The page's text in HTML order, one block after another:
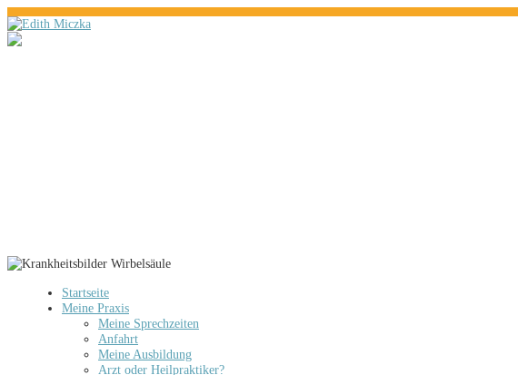
Startseite
Meine Praxis
Meine Sprechzeiten
Anfahrt
Meine Ausbildung
Arzt oder Heilpraktiker?